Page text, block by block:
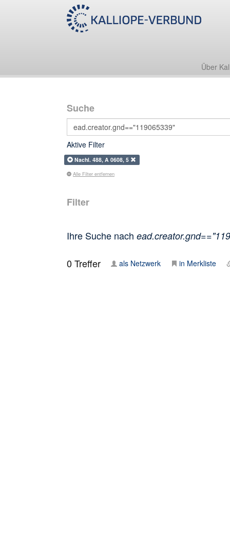
Über
Suche
Aktive Filter
Nachl. 488, A 0608, 5
Alle Filter entfernen
Filter
Ihre Suche nach
0Treffer als Netzwerk in Merkliste